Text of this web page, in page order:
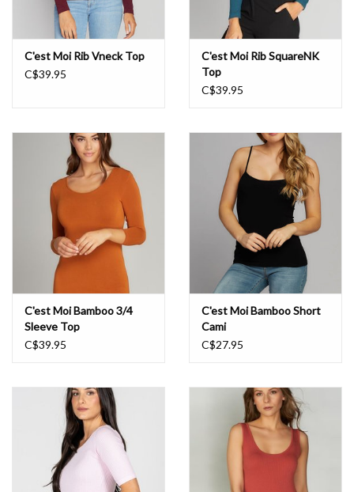
C'est Moi Rib Vneck Top
C$39.95
C'est Moi Rib SquareNK
Top
C$39.95
C'est Moi Bamboo 3/4
Sleeve Top
C$39.95
C'est Moi Bamboo Short
Cami
C$27.95